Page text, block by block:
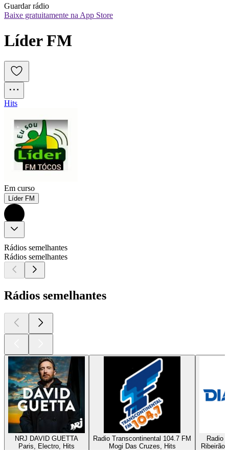
Guardar rádio
Baixe gratuitamente na App Store
Líder FM
Hits
Em curso
Líder FM
Rádios semelhantes
Rádios semelhantes
Rádios semelhantes
NRJ DAVID GUETTA
Paris, Electro, Hits
Radio Transcontinental 104.7 FM
Mogi Das Cruzes, Hits
Radio
Ribeirão